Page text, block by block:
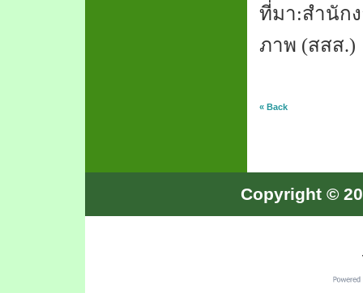
ที่มา:สำนัก
ภาพ (สสส.)
« Back
Copyright ©